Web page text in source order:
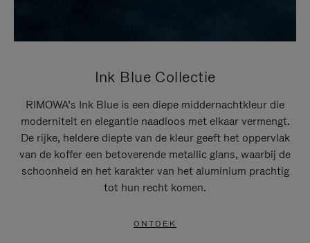
Ink Blue Collectie
RIMOWA’s Ink Blue is een diepe middernachtkleur die
moderniteit en elegantie naadloos met elkaar vermengt.
De rijke, heldere diepte van de kleur geeft het oppervlak
van de koffer een betoverende metallic glans, waarbij de
schoonheid en het karakter van het aluminium prachtig
tot hun recht komen.
ONTDEK